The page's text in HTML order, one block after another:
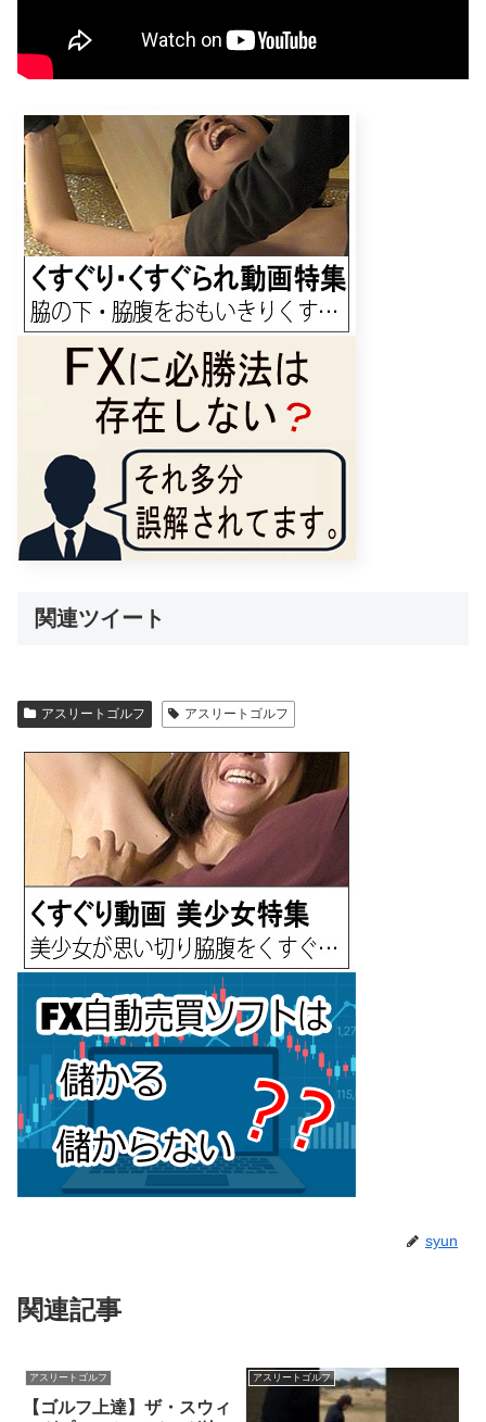
関連ツイート
アスリートゴルフ アスリートゴルフ
syun
関連記事
アスリートゴルフ
【ゴルフ上達】ザ・スウィ
アスリートゴルフ